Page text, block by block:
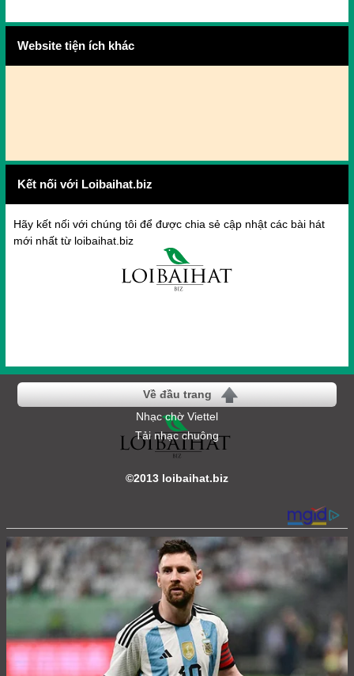
Website tiện ích khác
Kết nối với Loibaihat.biz
Hãy kết nối với chúng tôi để được chia sẻ cập nhật các bài hát
mới nhất từ loibaihat.biz
Về đầu trang
Nhạc chờ Viettel
Tải nhạc chuông
©2013 loibaihat.biz